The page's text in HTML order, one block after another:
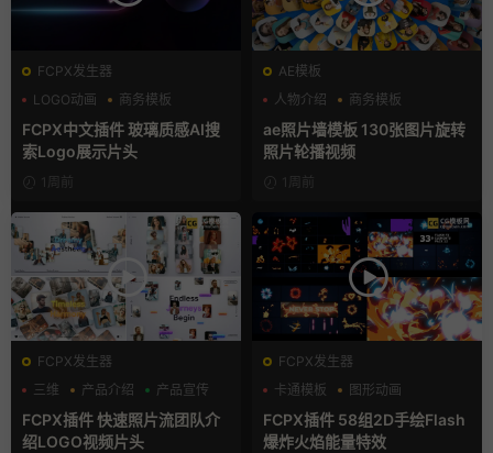
FCPX发生器
LOGO动画
商务模板
支持Intel+M芯片
FCPX中文插件 玻璃质感AI搜
索Logo展示片头
1周前
AE模板
人物介绍
商务模板
幻灯片
ae照片墙模板 130张图片旋转
照片轮播视频
1周前
FCPX发生器
三维
产品介绍 产品宣传
FCPX插件 快速照片流团队介
绍LOGO视频片头
FCPX发生器
卡通模板
图形动画
手绘风
FCPX插件 58组2D手绘Flash
爆炸火焰能量特效